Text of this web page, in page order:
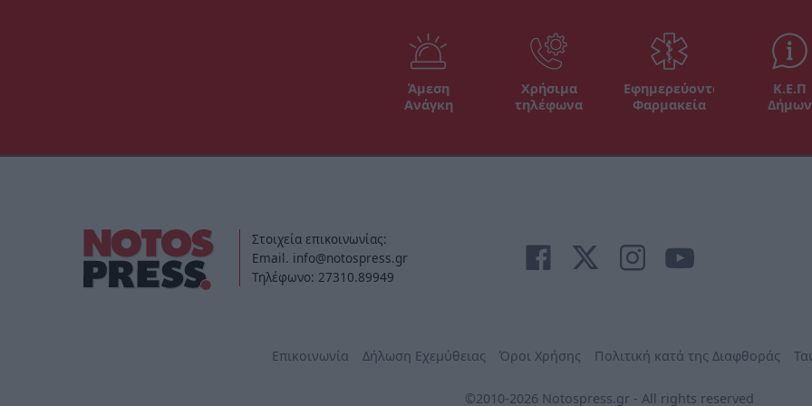
Άμεση
Ανάγκη
Χρήσιμα
τηλέφωνα
Εφημερεύοντα
Φαρμακεία
Κ.Ε.Π
Δήμων
Στοιχεία επικοινωνίας:
Email. info@notospress.gr
Τηλέφωνο: 27310.89949
Επικοινωνία Δήλωση Εχεμύθειας Όροι Χρήσης Πολιτική κατά της Διαφθοράς
©2010-2026 Notospress.gr - All rights reserved